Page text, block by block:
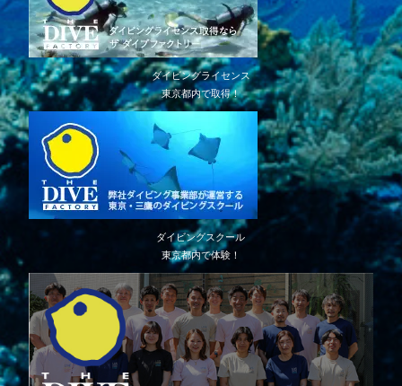
ダイビングライセンス
東京都内で取得！
ダイビングスクール
東京都内で体験！